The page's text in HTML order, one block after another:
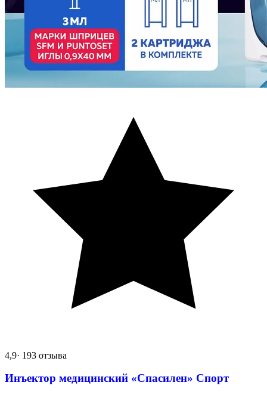
4,9· 193 отзыва
Инъектор медицинский «Спасилен» Спорт